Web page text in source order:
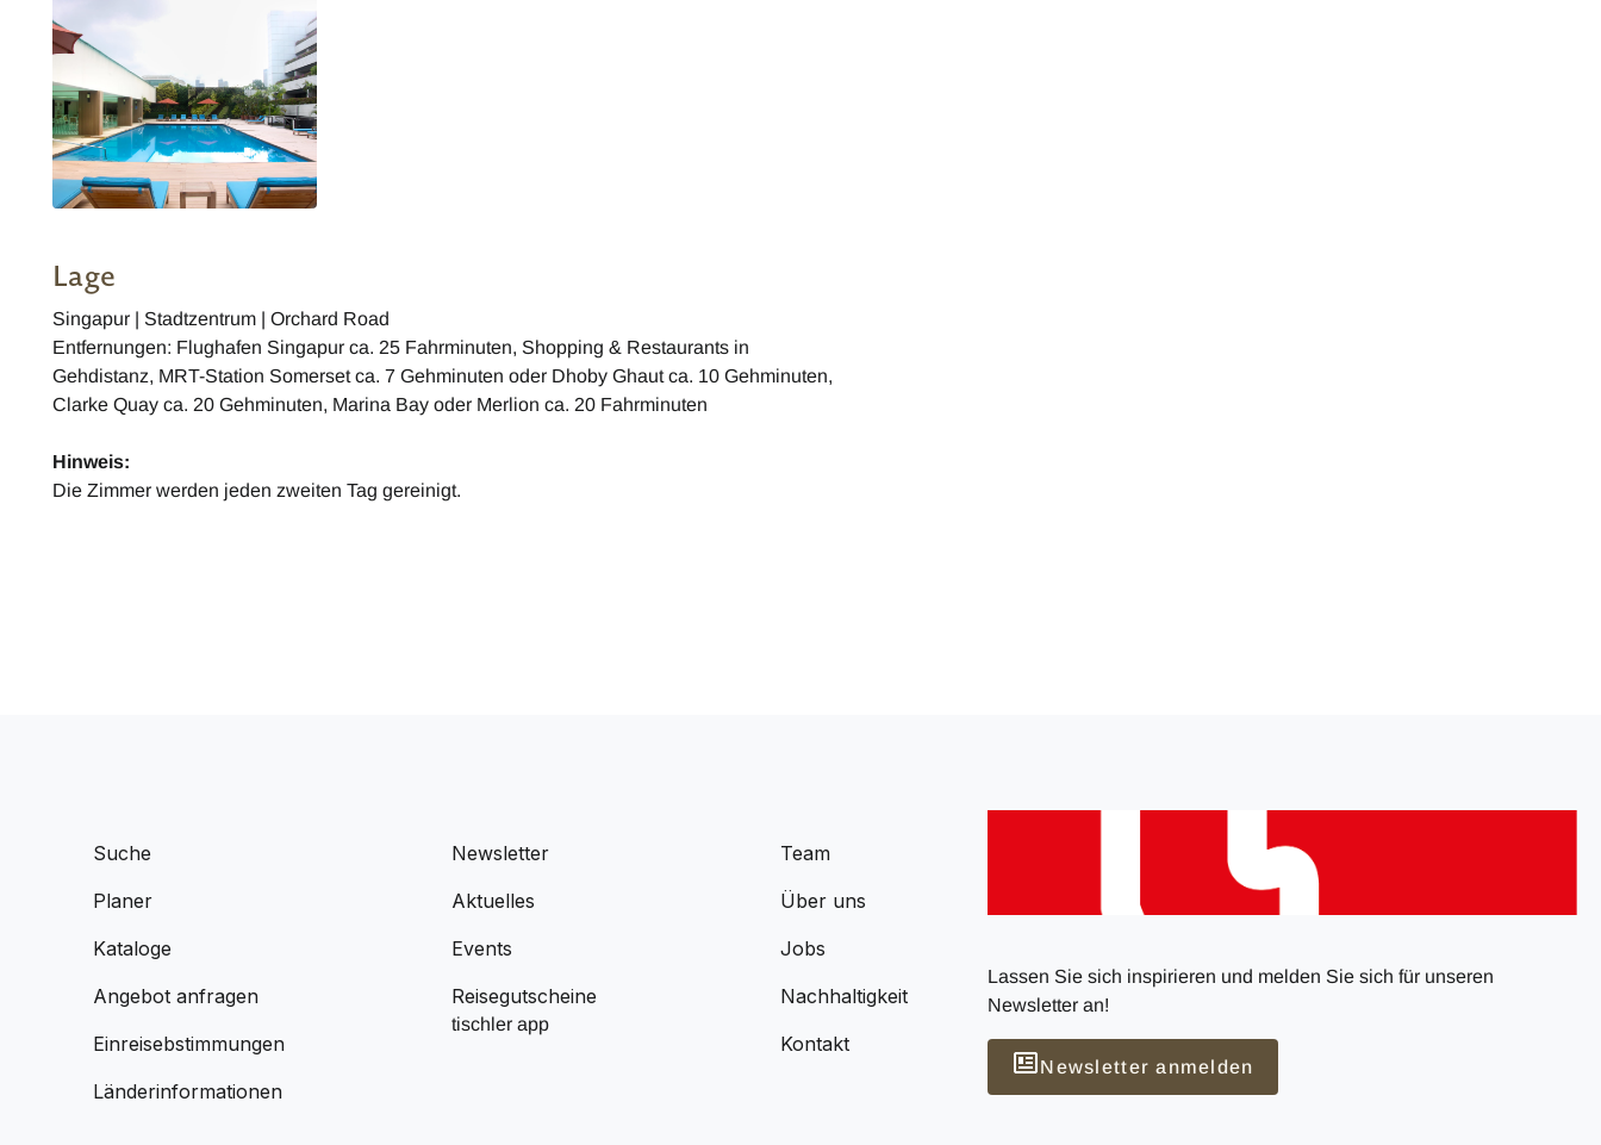
Lage
Singapur | Stadtzentrum | Orchard Road
Entfernungen: Flughafen Singapur ca. 25 Fahrminuten, Shopping & Restaurants in
Gehdistanz, MRT-Station Somerset ca. 7 Gehminuten oder Dhoby Ghaut ca. 10 Gehminuten,
Clarke Quay ca. 20 Gehminuten, Marina Bay oder Merlion ca. 20 Fahrminuten
Hinweis:
Die Zimmer werden jeden zweiten Tag gereinigt.
Suche
Planer
Kataloge
Angebot anfragen
Einreisebstimmungen
Länderinformationen
Newsletter
Aktuelles
Events
Reisegutscheine
tischler app
Team
Über uns
Jobs
Nachhaltigkeit
Kontakt
Lassen Sie sich inspirieren und melden Sie sich für unseren
Newsletter an!
Newsletter anmelden